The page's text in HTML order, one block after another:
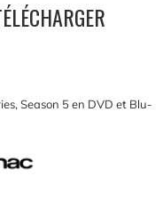
Season 5 en DVD et Blu-